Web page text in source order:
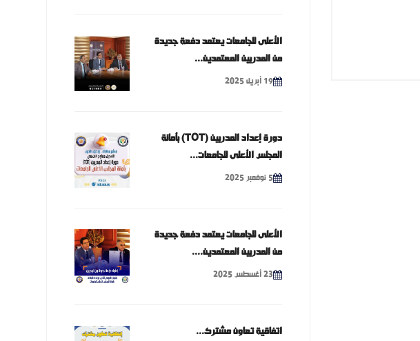
الأعلى للجامعات يعتمد دفعة جديدة
من المدربين المعتمدين...
19 أبريل 2025
دورة إعداد المدربين (TOT) بأمانة
المجلس الأعلى للجامعات...
5 نوفمبر 2025
الأعلى للجامعات يعتمد دفعة جديدة
من المدربين المعتمدين....
23 أغسطس 2025
اتفاقية تعاون مشترك...